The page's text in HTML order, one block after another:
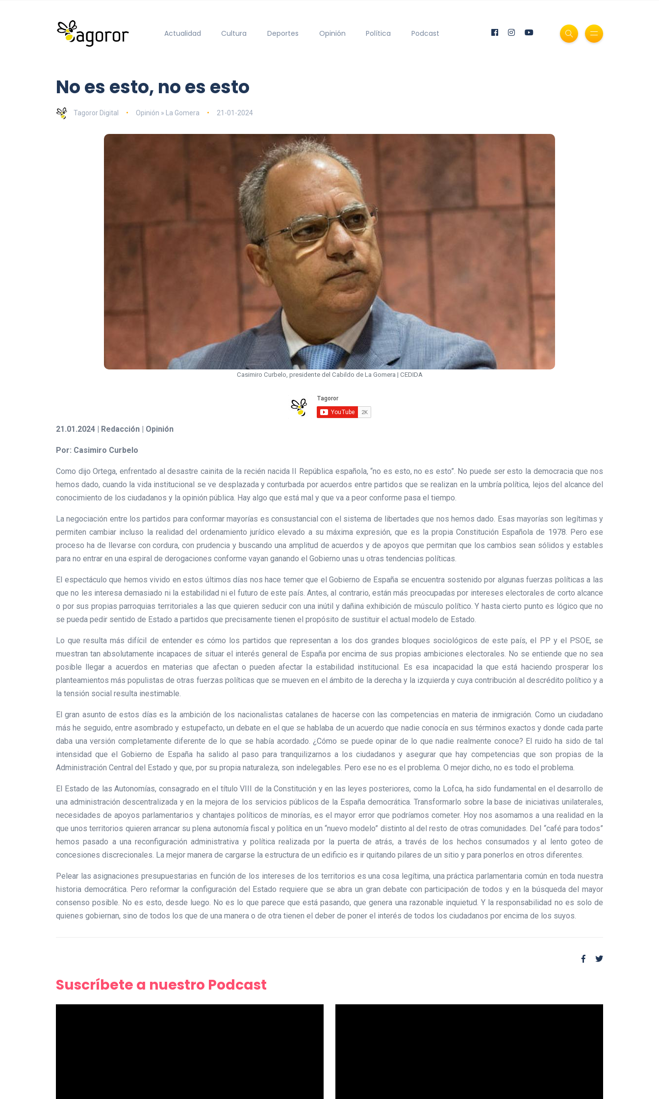
Actualidad Cultura Deportes Opinión Política Podcast
No es esto, no es esto
Tagoror Digital Opinión » La Gomera 21-01-2024
Casimiro Curbelo, presidente del Cabildo de La Gomera | CEDIDA
21.01.2024 | Redacción | Opinión
Por: Casimiro Curbelo
Como dijo Ortega, enfrentado al desastre cainita de la recién nacida II República española, “no es esto, no es esto”. No puede ser esto la democracia que nos
hemos dado, cuando la vida institucional se ve desplazada y conturbada por acuerdos entre partidos que se realizan en la umbría política, lejos del alcance del
conocimiento de los ciudadanos y la opinión pública. Hay algo que está mal y que va a peor conforme pasa el tiempo.
La negociación entre los partidos para conformar mayorías es consustancial con el sistema de libertades que nos hemos dado. Esas mayorías son legítimas y
permiten cambiar incluso la realidad del ordenamiento jurídico elevado a su máxima expresión, que es la propia Constitución Española de 1978. Pero ese
proceso ha de llevarse con cordura, con prudencia y buscando una amplitud de acuerdos y de apoyos que permitan que los cambios sean sólidos y estables
para no entrar en una espiral de derogaciones conforme vayan ganando el Gobierno unas u otras tendencias políticas.
El espectáculo que hemos vivido en estos últimos días nos hace temer que el Gobierno de España se encuentra sostenido por algunas fuerzas políticas a las
que no les interesa demasiado ni la estabilidad ni el futuro de este país. Antes, al contrario, están más preocupadas por intereses electorales de corto alcance
o por sus propias parroquias territoriales a las que quieren seducir con una inútil y dañina exhibición de músculo político. Y hasta cierto punto es lógico que no
se pueda pedir sentido de Estado a partidos que precisamente tienen el propósito de sustituir el actual modelo de Estado.
Lo que resulta más difícil de entender es cómo los partidos que representan a los dos grandes bloques sociológicos de este país, el PP y el PSOE, se
muestran tan absolutamente incapaces de situar el interés general de España por encima de sus propias ambiciones electorales. No se entiende que no sea
posible llegar a acuerdos en materias que afectan o pueden afectar la estabilidad institucional. Es esa incapacidad la que está haciendo prosperar los
planteamientos más populistas de otras fuerzas políticas que se mueven en el ámbito de la derecha y la izquierda y cuya contribución al descrédito político y a
la tensión social resulta inestimable.
El gran asunto de estos días es la ambición de los nacionalistas catalanes de hacerse con las competencias en materia de inmigración. Como un ciudadano
más he seguido, entre asombrado y estupefacto, un debate en el que se hablaba de un acuerdo que nadie conocía en sus términos exactos y donde cada parte
daba una versión completamente diferente de lo que se había acordado. ¿Cómo se puede opinar de lo que nadie realmente conoce? El ruido ha sido de tal
intensidad que el Gobierno de España ha salido al paso para tranquilizarnos a los ciudadanos y asegurar que hay competencias que son propias de la
Administración Central del Estado y que, por su propia naturaleza, son indelegables. Pero ese no es el problema. O mejor dicho, no es todo el problema.
El Estado de las Autonomías, consagrado en el título VIII de la Constitución y en las leyes posteriores, como la Lofca, ha sido fundamental en el desarrollo de
una administración descentralizada y en la mejora de los servicios públicos de la España democrática. Transformarlo sobre la base de iniciativas unilaterales,
necesidades de apoyos parlamentarios y chantajes políticos de minorías, es el mayor error que podríamos cometer. Hoy nos asomamos a una realidad en la
que unos territorios quieren arrancar su plena autonomía fiscal y política en un “nuevo modelo” distinto al del resto de otras comunidades. Del “café para todos”
hemos pasado a una reconfiguración administrativa y política realizada por la puerta de atrás, a través de los hechos consumados y al lento goteo de
concesiones discrecionales. La mejor manera de cargarse la estructura de un edificio es ir quitando pilares de un sitio y para ponerlos en otros diferentes.
Pelear las asignaciones presupuestarias en función de los intereses de los territorios es una cosa legítima, una práctica parlamentaria común en toda nuestra
historia democrática. Pero reformar la configuración del Estado requiere que se abra un gran debate con participación de todos y en la búsqueda del mayor
consenso posible. No es esto, desde luego. No es lo que parece que está pasando, que genera una razonable inquietud. Y la responsabilidad no es solo de
quienes gobiernan, sino de todos los que de una manera o de otra tienen el deber de poner el interés de todos los ciudadanos por encima de los suyos.
Suscríbete a nuestro Podcast